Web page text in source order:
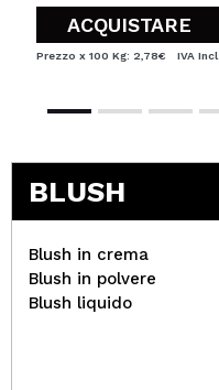
ACQUISTARE
Prezzo x 100 Kg: 2,78€ IVA Incl.
BLUSH
Blush in crema
Blush in polvere
Blush liquido